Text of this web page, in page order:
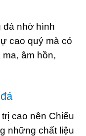
đá nhờ hình
cao quý mà có
âm hồn,
cao nên Chiếu
những chất liệu